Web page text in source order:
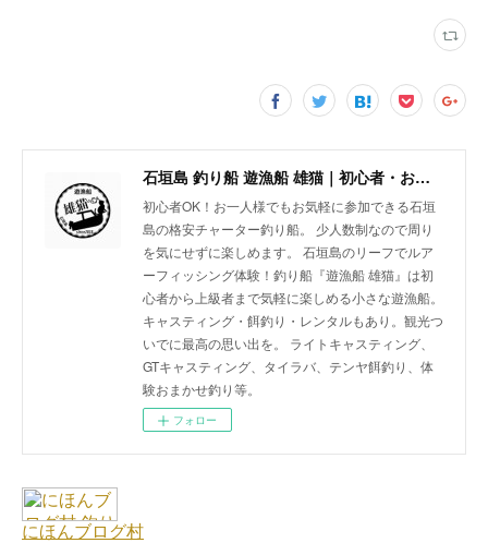
石垣島 釣り船 遊漁船 雄猫｜初心者・お一人様歓迎の少人数制チャーターボート
初心者OK！お一人様でもお気軽に参加できる石垣
島の格安チャーター釣り船。 少人数制なので周り
を気にせずに楽しめます。 石垣島のリーフでルア
ーフィッシング体験！釣り船『遊漁船 雄猫』は初
心者から上級者まで気軽に楽しめる小さな遊漁船。
キャスティング・餌釣り・レンタルもあり。観光つ
いでに最高の思い出を。 ライトキャスティング、
GTキャスティング、タイラバ、テンヤ餌釣り、体
験おまかせ釣り等。
フォロー